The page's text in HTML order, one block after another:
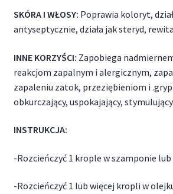
SKÓRA I WŁOSY: Poprawia koloryt,
antyseptycznie, działa jak steryd,
INNE KORZYŚCI: Zapobiega
reakcjom zapalnym i alergicznym,
zapaleniu zatok, przeziębieniom i
obkurczający, uspokajający, stymulujący.
INSTRUKCJA:
-Rozcieńczyć 1 krople w szamponie
-Rozcieńczyć 1 lub więcej kropli w